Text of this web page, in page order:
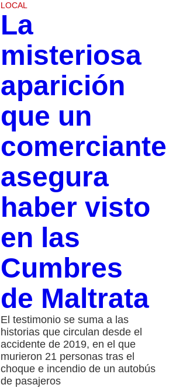
LOCAL
La
misteriosa
aparición
que un
comerciante
asegura
haber visto
en las
Cumbres
de Maltrata
El testimonio se suma a las
historias que circulan desde el
accidente de 2019, en el que
murieron 21 personas tras el
choque e incendio de un autobús
de pasajeros